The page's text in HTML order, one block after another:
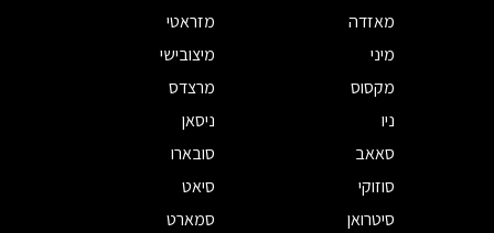
מאזדה
מזראטי
מיני
מיצובישי
מקסוס
מרצדס
ניו
ניסאן
סאאב
סובארו
סוזוקי
סיאט
סיטרואן
סמארט